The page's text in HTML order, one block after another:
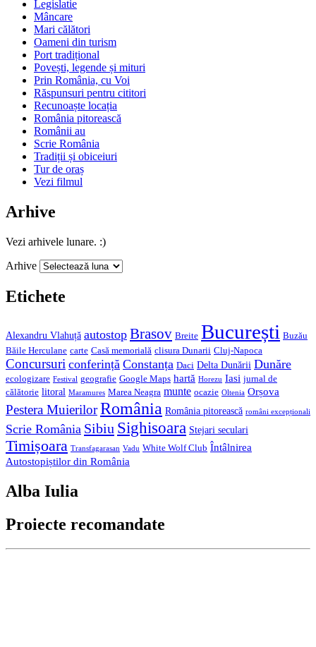
Legislatie
Mâncare
Mari călători
Oameni din turism
Port tradițional
Povești, legende și mituri
Prin România, cu Voi
Răspunsuri pentru cititori
Recunoaște locația
România pitorească
Românii au
Scrie România
Tradiții și obiceiuri
Tur de oraș
Vezi filmul
Arhive
Vezi arhivele lunare. :)
Arhive
Etichete
Alexandru Vlahuță autostop Brasov Breite București Buzău
Băile Herculane carte Casă memorială clisura Dunarii Cluj-Napoca
Concursuri conferință Constanța Daci Delta Dunării Dunăre
ecologizare Festival geografie Google Maps hartă Horezu Iasi jurnal de
călătorie litoral Maramures Marea Neagra munte ocazie Oltenia Orșova
Pestera MuierilorRomânia România pitorească români excepționali
Scrie România Sibiu Sighisoara Stejari seculari
Timișoara Transfagarasan Vadu White Wolf Club Întâlnirea
Autostopiștilor din România
Alba Iulia
Proiecte recomandate